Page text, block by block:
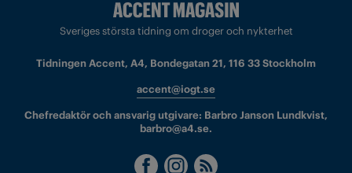
Sveriges största tidning om droger och nykterhet
Tidningen Accent, A4, Bondegatan 21, 116 33 Stockholm
accent@iogt.se
Chefredaktör och ansvarig utgivare: Barbro Janson Lundkvist,
barbro@a4.se.